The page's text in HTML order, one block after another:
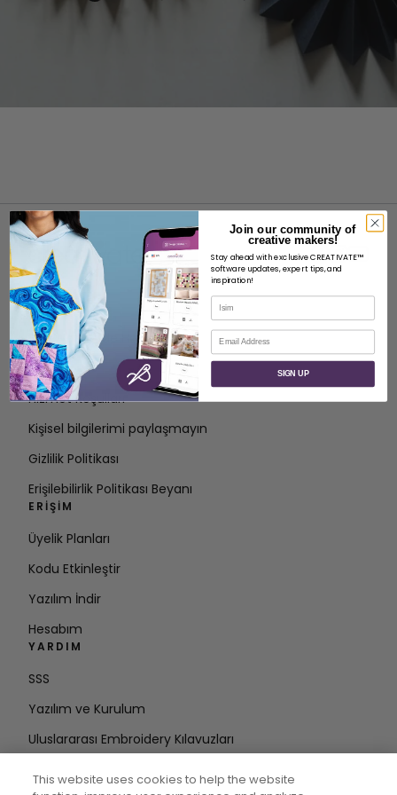
HAKKINDA
SVP Worldwide Hakkında
İletişim
Hizmet Koşulları
Kişisel bilgilerimi paylaşmayın
Gizlilik Politikası
Erişilebilirlik Politikası Beyanı
ERIŞIM
Üyelik Planları
Kodu Etkinleştir
Yazılım İndir
Hesabım
YARDIM
SSS
Yazılım ve Kurulum
Uluslararası Embroidery Kılavuzları
DÖNGÜDE KALIN
This website uses cookies to help the website
Join our community of
creative makers!
Stay ahead with exclusive CREATIVATE™
software updates, expert tips, and
inspiration!
İsim
E-posta
SIGN UP